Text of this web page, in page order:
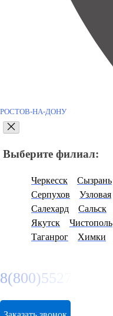
РОСТОВ-НА-ДОНУ
Выберите филиал:
Черкесск Сызрань
Серпухов
Узловая
Салехард
Сальск
Якутск
Чистополь
Таганрог
Химки
8(800)5527584